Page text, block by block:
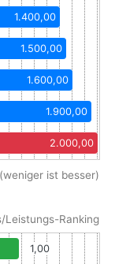
1.400,00
1.500,00
1.600,00
1.900,00
2.000,00
ist besser)
Leistungs-Ranking
1,00